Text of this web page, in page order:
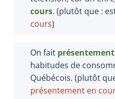
cours. (plutôt que :
cours)
On fait présentement
habitudes de
Québécois. (plutôt
présentement en